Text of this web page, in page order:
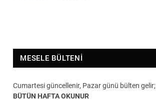
MESELE BÜLTENI
Cumartesi güncellenir, Pazar günü bülten gelir;
BÜTÜN HAFTA OKUNUR